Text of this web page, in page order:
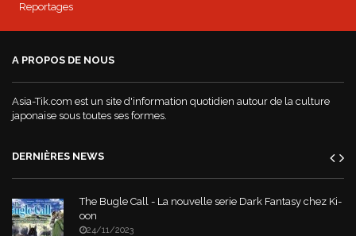
Reportages
A PROPOS DE NOUS
Asia-Tik.com est un site d'information quotidien autour de la culture
japonaise sous toutes ses formes.
DERNIÈRES NEWS
The Bugle Call - La nouvelle serie Dark Fantasy chez Ki-
oon
24/11/2023